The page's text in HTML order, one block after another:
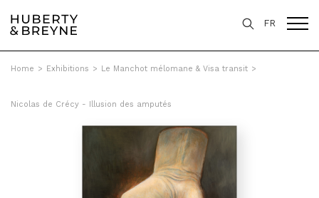
FR
Home > Exhibitions > Le Manchot mélomane & Visa transit >
Nicolas de Crécy - Illusion des amputés